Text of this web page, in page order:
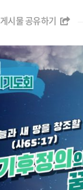
게시물 공유하기